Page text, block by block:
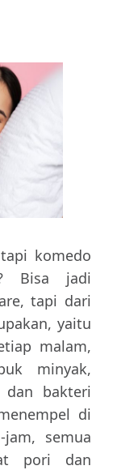
komedo
Bisa jadi
tapi dari
yaitu
malam,
minyak,
dan bakteri
di
jam, semua
pori dan